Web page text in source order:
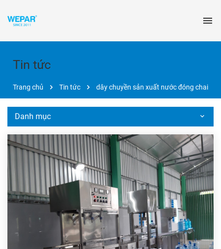
Tin tức
Trang chủ Tin tức dây chuyền sản xuất nước đóng chai
Danh mục